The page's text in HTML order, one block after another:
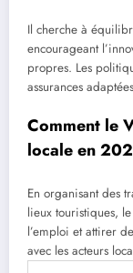
Il cherche à
encourageant
propres. Les
assurances
Comment le
locale en
En organisant des
lieux touristiques,
l’emploi et attirer
avec les acteurs